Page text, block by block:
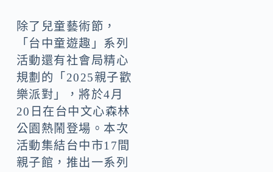
除了兒童藝術節，
「台中童遊趣」系列
活動還有社會局精心
規劃的「2025親子歡
樂派對」，將於4月
20日在台中文心森林
公園熱鬧登場。本次
活動集結台中市17間
親子館，推出一系列